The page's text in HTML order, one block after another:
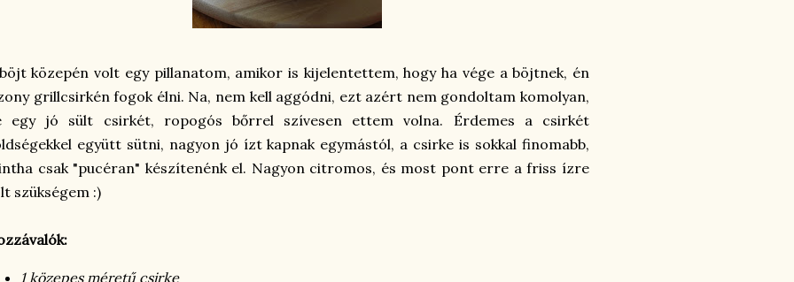
közepén volt egy pillanatom, amikor is kijelentettem, hogy ha vége a böjtnek, én
grillcsirkén fogok élni. Na, nem kell aggódni, ezt azért nem gondoltam komolyan,
egy jó sült csirkét, ropogós bőrrel szívesen ettem volna. Érdemes a csirkét
együtt sütni, nagyon jó ízt kapnak egymástól, a csirke is sokkal finomabb,
csak "pucéran" készítenénk el. Nagyon citromos, és most pont erre a friss ízre
szükségem :)
1 közepes méretű csirke